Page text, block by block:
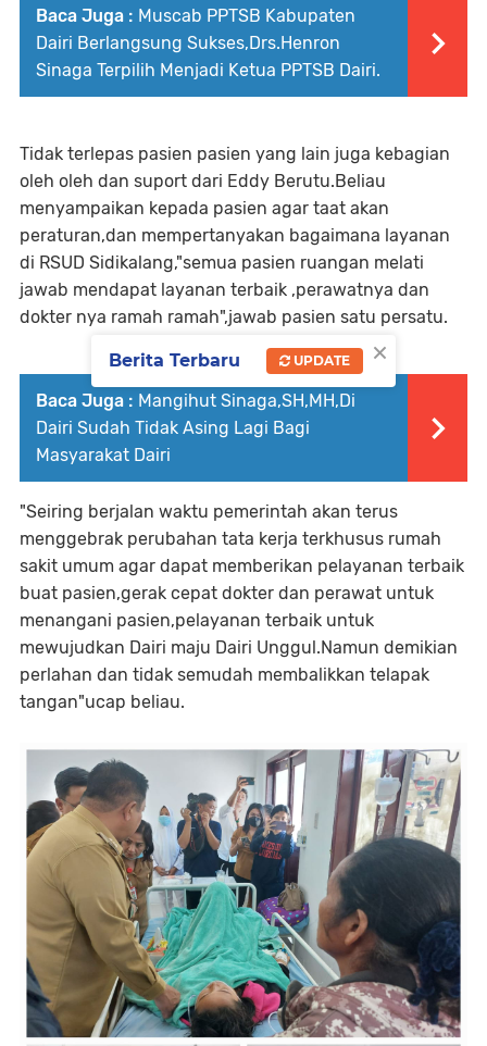
Baca Juga : Muscab PPTSB Kabupaten
Dairi Berlangsung Sukses,Drs.Henron
Sinaga Terpilih Menjadi Ketua PPTSB Dairi.
Tidak terlepas pasien pasien yang lain juga kebagian
oleh oleh dan suport dari Eddy Berutu.Beliau
menyampaikan kepada pasien agar taat akan
peraturan,dan mempertanyakan bagaimana layanan
di RSUD Sidikalang,"semua pasien ruangan melati
jawab mendapat layanan terbaik ,perawatnya dan
dokter nya ramah ramah",jawab pasien satu persatu.
Baca Juga : Mangihut Sinaga,SH,MH,Di
Dairi Sudah Tidak Asing Lagi Bagi
Masyarakat Dairi
"Seiring berjalan waktu pemerintah akan terus
menggebrak perubahan tata kerja terkhusus rumah
sakit umum agar dapat memberikan pelayanan terbaik
buat pasien,gerak cepat dokter dan perawat untuk
menangani pasien,pelayanan terbaik untuk
mewujudkan Dairi maju Dairi Unggul.Namun demikian
perlahan dan tidak semudah membalikkan telapak
tangan"ucap beliau.
×
Berita Terbaru UPDATE